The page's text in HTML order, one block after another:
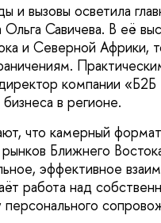
и вызовы осветила
Ольга Савичева. В её
и Северной Африки,
компании
в регионе.
что камерный
Ближнего
эффективное
работа над